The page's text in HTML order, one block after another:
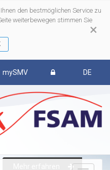
×
den bestmöglichen Service zu
weiterbewegen stimmen Sie
mySMV DE